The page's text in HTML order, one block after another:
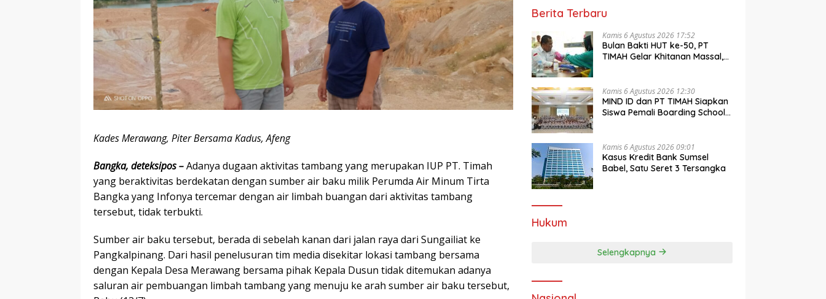
Kades Merawang, Piter Bersama Kadus, Afeng
Bangka, deteksipos –Adanya dugaan aktivitas tambang yang merupakan IUP PT. Timah
yang beraktivitas berdekatan dengan sumber air baku milik Perumda Air Minum Tirta
Bangka yang Infonya tercemar dengan air limbah buangan dari aktivitas tambang
tersebut, tidak terbukti.
Sumber air baku tersebut, berada di sebelah kanan dari jalan raya dari Sungailiat ke
Pangkalpinang. Dari hasil penelusuran tim media disekitar lokasi tambang bersama
dengan Kepala Desa Merawang bersama pihak Kepala Dusun tidak ditemukan adanya
saluran air pembuangan limbah tambang yang menuju ke arah sumber air baku tersebut,
Berita Terbaru
Kamis 6 Agustus 2026 17:52
Bulan Bakti HUT ke-50, PT
TIMAH Gelar Khitanan Massal,
Kamis 6 Agustus 2026 12:30
MIND ID dan PT TIMAH Siapkan
Siswa Pemali Boarding School
Kamis 6 Agustus 2026 09:01
Kasus Kredit Bank Sumsel
Babel, Satu Seret 3 Tersangka
Hukum
Selengkapnya